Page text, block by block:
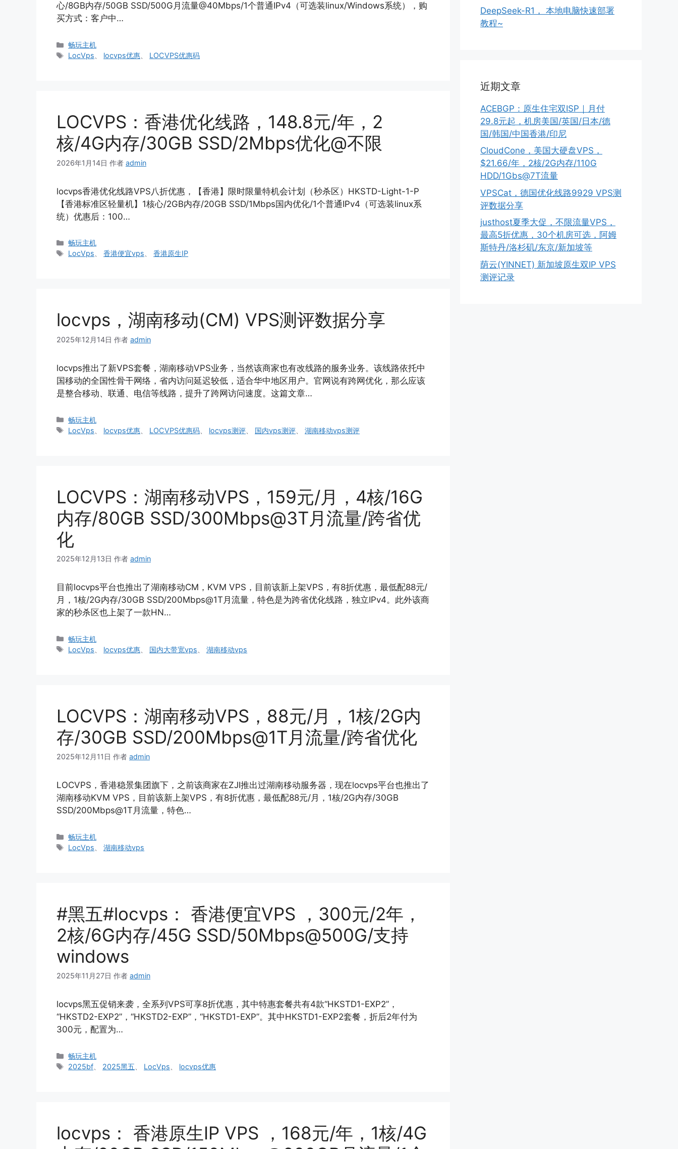
心/8GB内存/50GB SSD/500G月流量@40Mbps/1个普通IPv4（可选装linux/Windows系统），购
买方式：客户中…
分
类
畅玩主机
标
LocVps locvps优惠 LOCVPS优惠码
LOCVPS：香港优化线路，148.8元/年，2
核/4G内存/30GB SSD/2Mbps优化@不限
2026年1月14日 作者 admin
locvps香港优化线路VPS八折优惠，【香港】限时限量特机会计划（秒杀区）HKSTD-Light-1-P
【香港标准区轻量机】1核心/2GB内存/20GB SSD/1Mbps国内优化/1个普通IPv4（可选装linux系
统）优惠后：100…
分
类
畅玩主机
标
LocVps、香港便宜vps、香港原生IP
locvps，湖南移动(CM) VPS测评数据分享
2025年12月14日 作者 admin
locvps推出了新VPS套餐，湖南移动VPS业务，当然该商家也有改线路的服务业务。该线路依托中
国移动的全国性骨干网络，省内访问延迟较低，适合华中地区用户。官网说有跨网优化，那么应该
是整合移动、联通、电信等线路，提升了跨网访问速度。这篇文章…
分
类
畅玩主机
标
LocVps locvps优惠 LOCVPS优惠码 locvps测评 国内vps测评 、湖南移动vps测评
LOCVPS：湖南移动VPS，159元/月，4核/16G
内存/80GB SSD/300Mbps@3T月流量/跨省优
化
2025年12月13日 作者 admin
目前locvps平台也推出了湖南移动CM，KVM VPS，目前该新上架VPS，有8折优惠，最低配88元/
月，1核/2G内存/30GB SSD/200Mbps@1T月流量，特色是为跨省优化线路，独立IPv4。此外该商
家的秒杀区也上架了一款HN…
分
类
畅玩主机
标
LocVps locvps优惠 国内大带宽vps 、湖南移动vps
LOCVPS：湖南移动VPS，88元/月，1核/2G内
存/30GB SSD/200Mbps@1T月流量/跨省优化
2025年12月11日 作者 admin
LOCVPS，香港稳景集团旗下，之前该商家在ZJI推出过湖南移动服务器，现在locvps平台也推出了
湖南移动KVM VPS，目前该新上架VPS，有8折优惠，最低配88元/月，1核/2G内存/30GB
SSD/200Mbps@1T月流量，特色…
分
类
畅玩主机
标
LocVps 、湖南移动vps
#黑五#locvps： 香港便宜VPS ，300元/2年，
2核/6G内存/45G SSD/50Mbps@500G/支持
windows
2025年11月27日 作者 admin
locvps黑五促销来袭，全系列VPS可享8折优惠，其中特惠套餐共有4款“HKSTD1-EXP2”，
“HKSTD2-EXP2”，“HKSTD2-EXP”，“HKSTD1-EXP”。其中HKSTD1-EXP2套餐，折后2年付为
300元，配置为…
分
类
畅玩主机
标
2025bf 2025黑五 LocVps locvps优惠
locvps： 香港原生IP VPS ，168元/年，1核/4G
DeepSeek-R1， 本地电脑快速部署
教程~
近期文章
ACEBGP：原生住宅双ISP｜月付
29.8元起，机房美国/英国/日本/德
国/韩国/中国香港/印尼
CloudCone，美国大硬盘VPS，
$21.66/年，2核/2G内存/110G
HDD/1Gbs@7T流量
VPSCat，德国优化线路9929 VPS测
评数据分享
justhost夏季大促，不限流量VPS，
最高5折优惠，30个机房可选，阿姆
斯特丹/洛杉矶/东京/新加坡等
荫云(YINNET) 新加坡原生双IP VPS
测评记录